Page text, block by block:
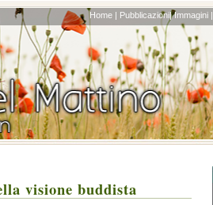
Home | Pubblicazioni| Immagini |
visione buddista